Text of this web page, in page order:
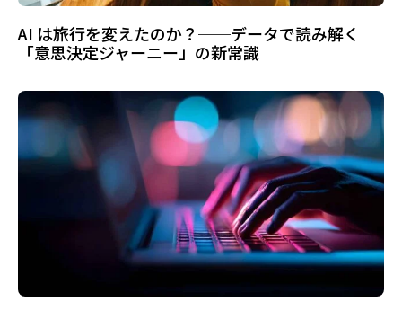
AI は旅行を変えたのか？──データで読み解く
「意思決定ジャーニー」の新常識